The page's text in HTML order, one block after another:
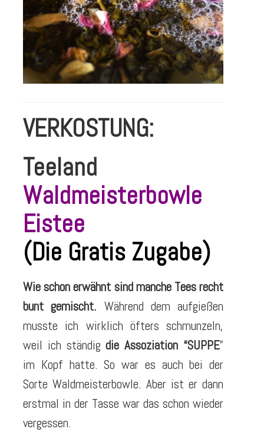
VERKOSTUNG:
Teeland
Waldmeisterbowle
Eistee
(Die Gratis Zugabe)
Wie schon erwähnt sind manche Tees recht
bunt gemischt. Während dem aufgießen
musste ich wirklich öfters schmunzeln,
weil ich ständigdie Assoziation “SUPPE”
im Kopf hatte. So war es auch bei der
Sorte Waldmeisterbowle. Aber ist er dann
erstmal in der Tasse war das schon wieder
vergessen.